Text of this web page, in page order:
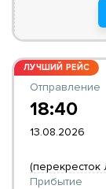
ЛУЧШИЙ РЕЙС
Отправление
18:40
13.08.2026
Прибытие